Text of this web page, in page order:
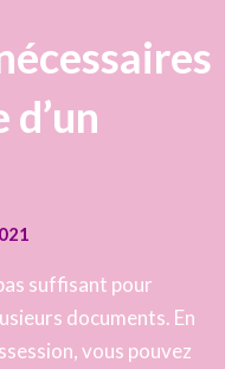
suffisant pour
documents. En
vous pouvez